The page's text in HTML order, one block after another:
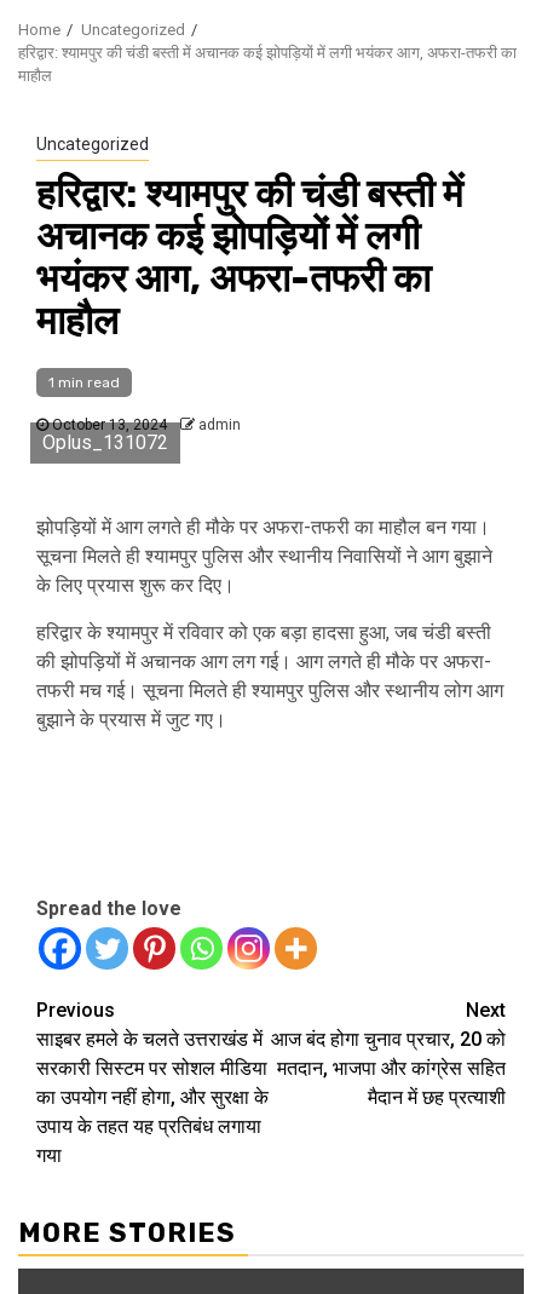
Home
Uncategorized
हरिद्वार: श्यामपुर की चंडी बस्ती में अचानक कई झोपड़ियों में लगी भयंकर आग, अफरा-तफरी का
माहौल
Uncategorized
हरिद्वार: श्यामपुर की चंडी बस्ती में
अचानक कई झोपड़ियों में लगी
भयंकर आग, अफरा-तफरी का
माहौल
1 min read
October 13, 2024 admin
Oplus_131072
झोपड़ियों में आग लगते ही मौके पर अफरा-तफरी का माहौल बन गया।
सूचना मिलते ही श्यामपुर पुलिस और स्थानीय निवासियों ने आग बुझाने
के लिए प्रयास शुरू कर दिए।
हरिद्वार के श्यामपुर में रविवार को एक बड़ा हादसा हुआ, जब चंडी बस्ती
की झोपड़ियों में अचानक आग लग गई। आग लगते ही मौके पर अफरा-
तफरी मच गई। सूचना मिलते ही श्यामपुर पुलिस और स्थानीय लोग आग
बुझाने के प्रयास में जुट गए।
Spread the love
Continue
Reading
Previous
साइबर हमले के चलते उत्तराखंड में
सरकारी सिस्टम पर सोशल मीडिया
का उपयोग नहीं होगा, और सुरक्षा के
उपाय के तहत यह प्रतिबंध लगाया
गया
Next
आज बंद होगा चुनाव प्रचार, 20 को
मतदान, भाजपा और कांग्रेस सहित
मैदान में छह प्रत्याशी
MORE STORIES